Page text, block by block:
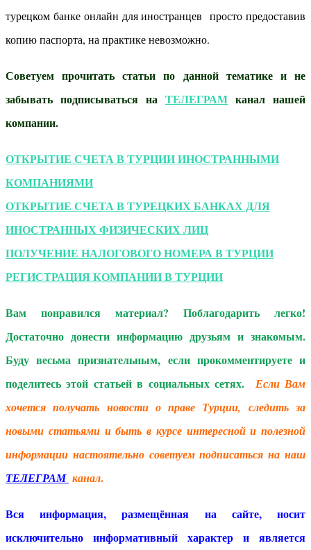
турецком банке онлайн для иностранцев просто предоставив
копию паспорта, на практике невозможно.
Советуем прочитать статьи по данной тематике и не
забывать подписываться на ТЕЛЕГРАМ канал нашей
компании.
ОТКРЫТИЕ СЧЕТА В ТУРЦИИ ИНОСТРАННЫМИ
КОМПАНИЯМИ
ОТКРЫТИЕ СЧЕТА В ТУРЕЦКИХ БАНКАХ ДЛЯ
ИНОСТРАННЫХ ФИЗИЧЕСКИХ ЛИЦ
ПОЛУЧЕНИЕ НАЛОГОВОГО НОМЕРА В ТУРЦИИ
РЕГИСТРАЦИЯ КОМПАНИИ В ТУРЦИИ
Вам понравился материал? Поблагодарить легко!
Достаточно донести информацию друзьям и знакомым.
Буду весьма признательным, если прокомментируете и
поделитесь этой статьей в социальных сетях.
Если Вам
хочется получать новости о праве Турции, следить за
новыми статьями и быть в курсе интересной и полезной
информации настоятельно советуем подписаться на наш
ТЕЛЕГРАМ канал.
Вся информация, размещённая на сайте, носит
исключительно информативный характер и является